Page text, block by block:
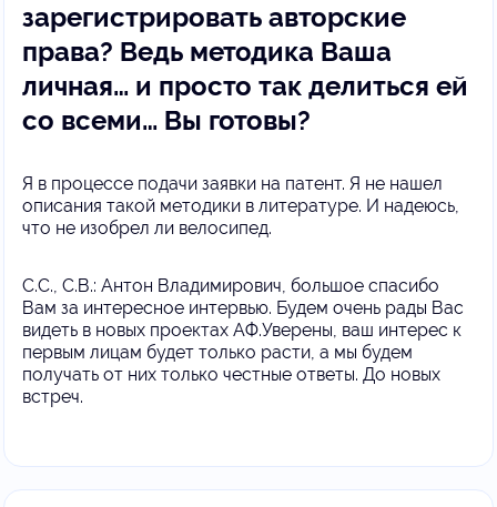
зарегистрировать авторские
права? Ведь методика Ваша
личная… и просто так делиться ей
со всеми… Вы готовы?
Я в процессе подачи заявки на патент. Я не нашел
описания такой методики в литературе. И надеюсь,
что не изобрел ли велосипед.
С.С., С.В.: Антон Владимирович, большое спасибо
Вам за интересное интервью. Будем очень рады Вас
видеть в новых проектах АФ.Уверены, ваш интерес к
первым лицам будет только расти, а мы будем
получать от них только честные ответы. До новых
встреч.